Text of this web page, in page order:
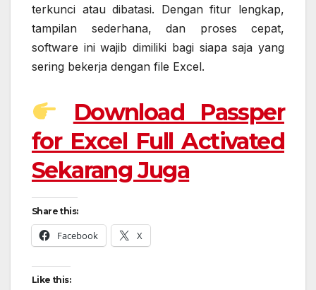
terkunci atau dibatasi. Dengan fitur lengkap,
tampilan sederhana, dan proses cepat,
software ini wajib dimiliki bagi siapa saja yang
sering bekerja dengan file Excel.
Download Passper
for Excel Full Activated
Sekarang Juga
Share this:
Facebook X
Like this: